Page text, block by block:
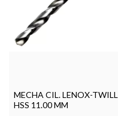
MECHA CIL. LENOX-TWILL
HSS 11.00 MM